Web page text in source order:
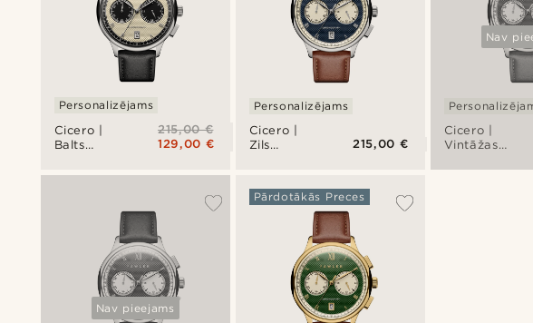
Cicero |
Balts
stila
Personalizējams
215,00 €
129,00 €
Nav pieejams
Cicero |
Zils
pulkstenis-
hronogrāfs
Personalizējams
215,00 €
Pārdotākās Preces
Nav
Cicero |
Vintāžas
pulkstenis-